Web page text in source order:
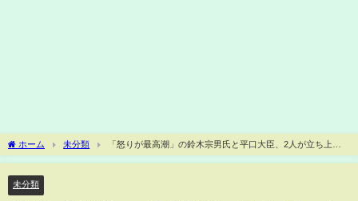
ホーム 未分類
「怒りが最高潮」の鈴木宗男氏と平口大臣、2人が立ち上が
ったまま国会ストップ 「特捜検事と容疑者の交際疑惑」めぐり紛糾 大音量ヤジも
未分類